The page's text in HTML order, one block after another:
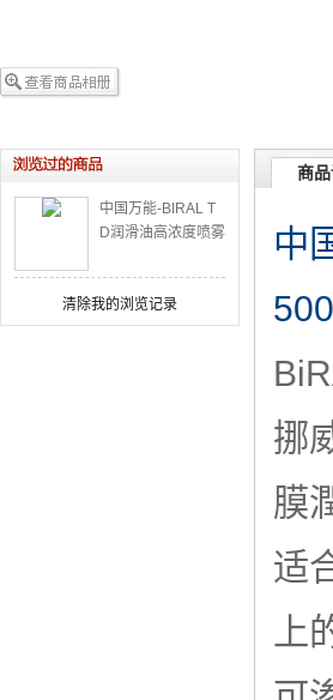
中国万能-BIRAL T
D润滑油高浓度喷雾
滑油
清除我的浏览记录
商
中
挪
膜
适